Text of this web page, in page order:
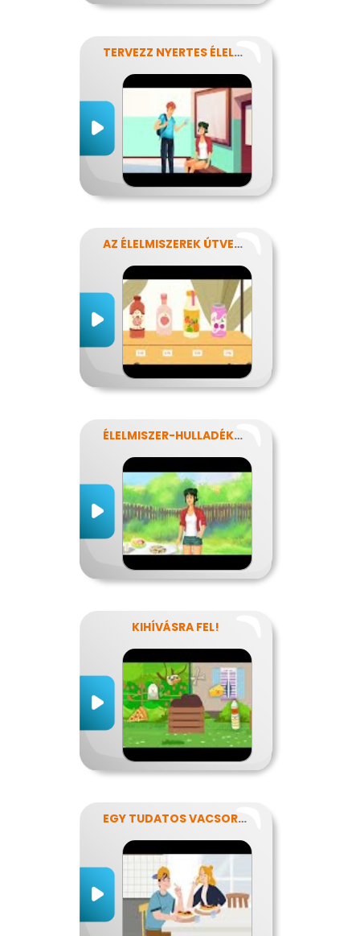
TERVEZZ NYERTES ÉLELMISZER-CSOMAGOLÁST!
AZ ÉLELMISZEREK ÚTVESZTŐJÉBEN
ÉLELMISZER-HULLADÉKOK
KIHÍVÁSRA FEL!
EGY TUDATOS VACSORA RECEPTJE